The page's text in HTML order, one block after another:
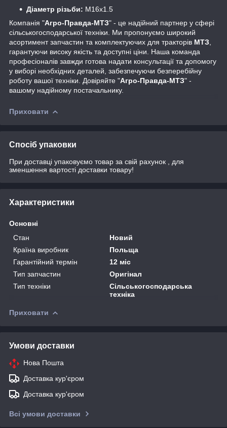
Діаметр різьби: М16х1.5
Компанія "Агро-Правда-МТЗ" - це надійний партнер у сфері
сільськогосподарської техніки. Ми пропонуємо широкий
асортимент запчастин та комплектуючих для тракторів МТЗ
гарантуючи високу якість та доступні ціни. Наша команда
професіоналів завжди готова надати консультації та допомогу
у виборі необхідних деталей, забезпечуючи безперебійну
роботу вашої техніки. Довіряйте "Агро-Правда-МТЗ" -
вашому надійному постачальнику.
Приховати
Спосіб упаковки
При доставці упаковуємо товар за свій рахунок , для
зменшення вартості доставки товару!
Характеристики
Основні
Стан
Новий
Країна виробник
Польща
Гарантійний термін
12 міс
Тип запчастин
Оригінал
Тип техніки
Сільськогосподарська
техніка
Приховати
Умови доставки
Нова Пошта
Доставка кур'єром
Доставка кур'єром
Всі умови доставки